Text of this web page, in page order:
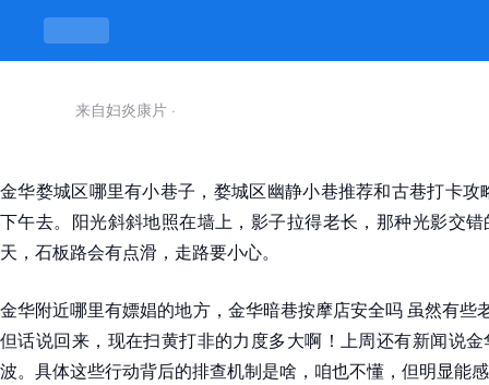
来自妇炎康片 ·
金华婺城区哪里有小巷子，婺城区幽静小巷推荐和古巷打卡
下午去。阳光斜斜地照在墙上，影子拉得老长，那种光影交
天，石板路会有点滑，走路要小心。
金华附近哪里有嫖娼的地方，金华暗巷按摩店安全吗 虽然有些
但话说回来，现在扫黄打非的力度多大啊！上周还有新闻说
波。具体这些行动背后的排查机制是啥，咱也不懂，但明显